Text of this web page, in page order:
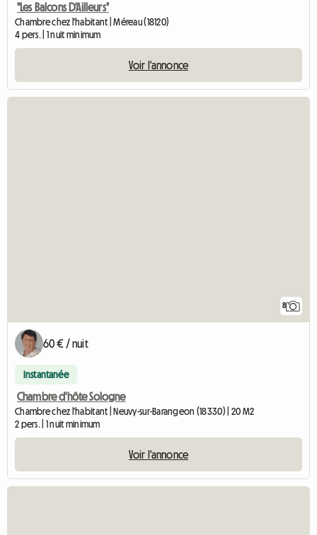
"Les Balcons D'Ailleurs"
Chambre chez l'habitant | Méreau (18120)
4 pers. | 1 nuit minimum
Voir l'annonce
8
60 € / nuit
Instantanée
Chambre d'hôte Sologne
Chambre chez l'habitant | Neuvy-sur-Barangeon (18330) | 20 M2
2 pers. | 1 nuit minimum
Voir l'annonce